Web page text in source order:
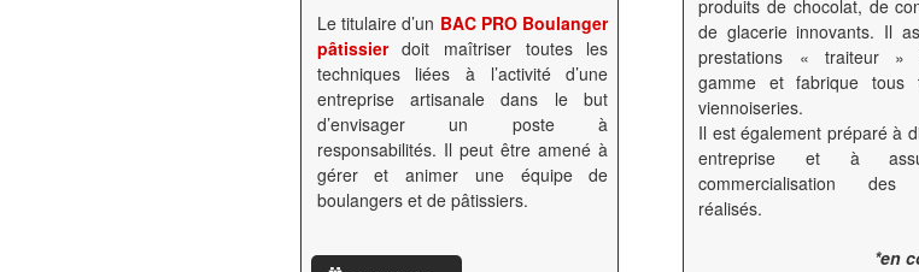
Le titulaire d’un BAC PRO Boulanger
pâtissierdoit maîtriser toutes les
techniques liées à l’activité d’une
entreprise artisanale dans le but
d’envisager un poste à
responsabilités. Il peut être amené à
gérer et animer une équipe de
boulangers et de pâtissiers.
produits de chocolat, de
de glacerie innovants. Il
prestations « traiteur »
gamme et fabrique tous
viennoiseries.
Il est également préparé à
entreprise et à
commercialisation des
réalisés.
*en